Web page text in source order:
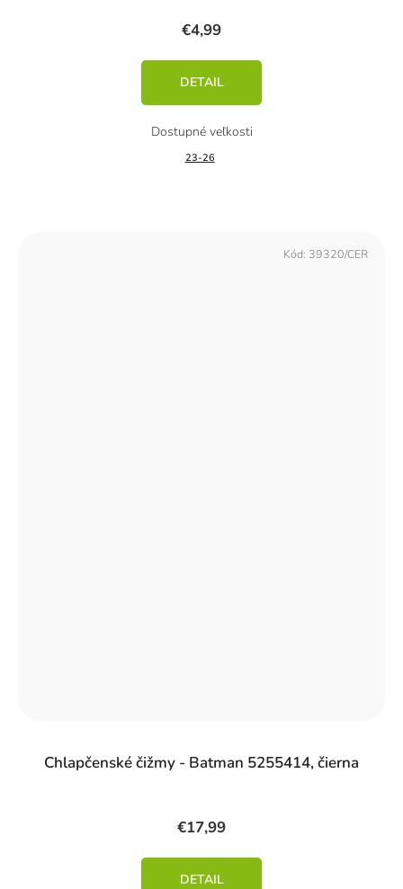
€4,99
DETAIL
23-26
Chlapčenské čižmy - Batman 5255414, čierna
€17,99
DETAIL
Kód: 39320/CER